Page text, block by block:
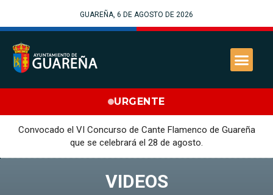
GUAREÑA, 6 DE AGOSTO DE 2026
URGENTE
Convocado el VI Concurso de Cante Flamenco de Guareña
que se celebrará el 28 de agosto.
VIDEOS